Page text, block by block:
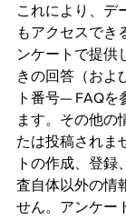
これにより、デ
もアクセスでき
ンケートで提供
きの回答（およ
ト番号— FAQを
ます。その他の
たは投稿されま
トの作成、登録
査自体以外の情
せん。アンケー